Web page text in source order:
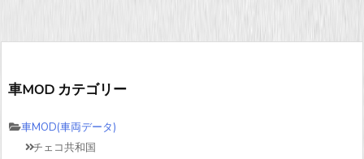
車MOD カテゴリー
車MOD(車両データ)
チェコ共和国